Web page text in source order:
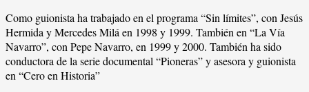
Como guionista ha trabajado en el programa “Sin límites”, con Jesús
Hermida y Mercedes Milá en 1998 y 1999. También en “La Vía
Navarro”, con Pepe Navarro, en 1999 y 2000. También ha sido
conductora de la serie documental “Pioneras” y asesora y guionista
en “Cero en Historia”